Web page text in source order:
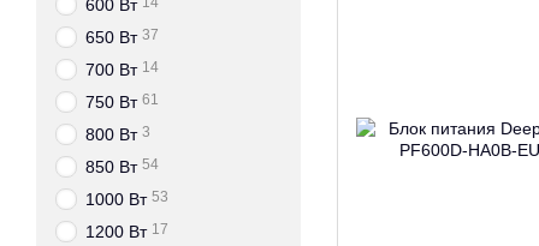
600 Вт
650 Вт 37
700 Вт 14
750 Вт 61
800 Вт 3
850 Вт 54
1000 Вт 53
1200 Вт 17